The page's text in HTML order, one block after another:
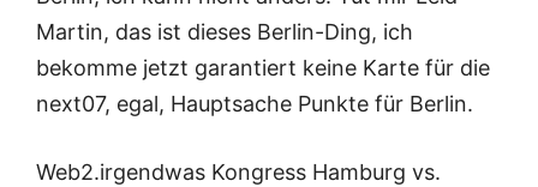
Martin, das ist dieses Berlin-Ding, ich
bekomme jetzt garantiert keine Karte für die
next07, egal, Hauptsache Punkte für Berlin.
Web2.irgendwas Kongress Hamburg vs.